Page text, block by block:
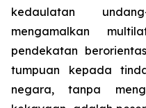
kedaulatan
mengamalkan
pendekatan
tumpuan kepada
negara, tanpa